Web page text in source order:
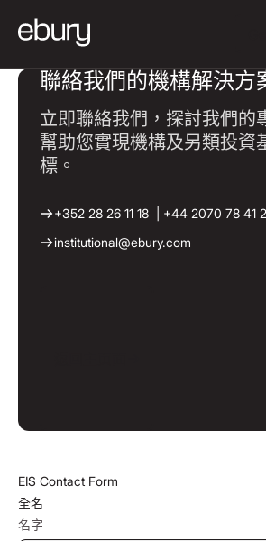
聯絡我們的機構解決方
立即聯絡我們，探討我們的
幫助您實現機構及另類投資
標。
+352 28 26 11 18 | +44 2070 78 41
institutional@ebury.com
EIS Contact Form
全名
名字